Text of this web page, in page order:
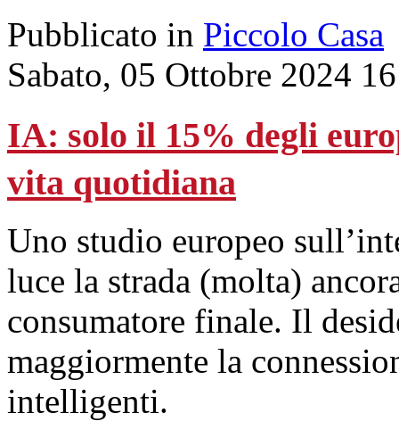
Pubblicato in Piccolo Casa
Sabato, 05 Ottobre 2024
IA: solo il 15% degli
vita quotidiana
Uno studio europeo
luce la strada (molta)
consumatore finale. Il
maggiormente la
intelligenti.